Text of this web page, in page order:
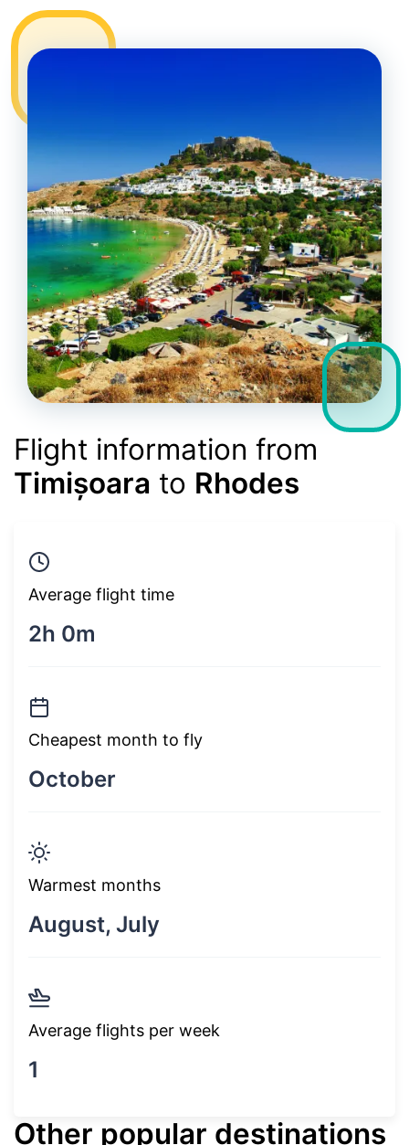
Flight information from
Timișoara to Rhodes
Average flight time
2h 0m
Cheapest month to fly
October
Warmest months
August, July
Average flights per week
1
Other popular destinations